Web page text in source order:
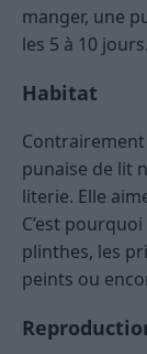
manger, une
les 5 à 10 jours.
Habitat
Contrairement
punaise de lit
literie. Elle
C’est
plinthes, les
peints ou